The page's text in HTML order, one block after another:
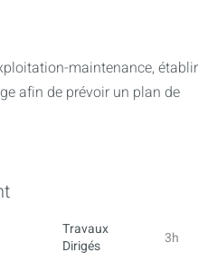
technique et structurel
pour réparer/renforcer
cadre d'un changement de
maintenance, établir
afin de prévoir un plan de
Travaux
Dirigés
3h